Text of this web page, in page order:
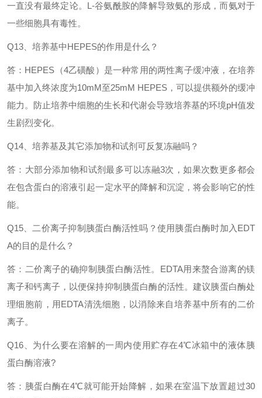
一直没有最终定论。L-谷氨酰胺的降解导致氨的形成，而氨对于
一些细胞具有毒性。
Q13、培养基中HEPES的作用是什么？
答： HEPES（4乙磺酸）是一种常用的两性离子缓冲液，在培养
基中加入终浓度为10mM至25mM HEPES，可以提供额外的缓冲
能力。防止培养中细胞的生长和代谢会导致培养基的环境pH值发
生剧烈变化。
Q14、培养基及其它添加物和试剂可反复冻融吗？
答：大部分添加物和试剂最多可以冻融3次，如果次数更多都会
在包含蛋白的溶液引起一定水平的降解和沉淀，将会影响它的性
能。
Q15、二价离子抑制胰蛋白酶活性吗？使用胰蛋白酶时加入EDT
A的目的是什么？
答：二价离子的确抑制胰蛋白酶活性。 EDTA用来螯合游离的镁
离子和钙离子，以便保持抑制胰蛋白酶的活性。建议胰蛋白酶处
理细胞前，用EDTA清洗细胞，以消除来自培养基中所有的二价
离子。
Q16、为什么要在溶解的一周内使用贮存在4℃冰箱中的液体胰
蛋白酶溶液?
答：胰蛋白酶在4℃就可能开始降解，如果在室温下放置超过30